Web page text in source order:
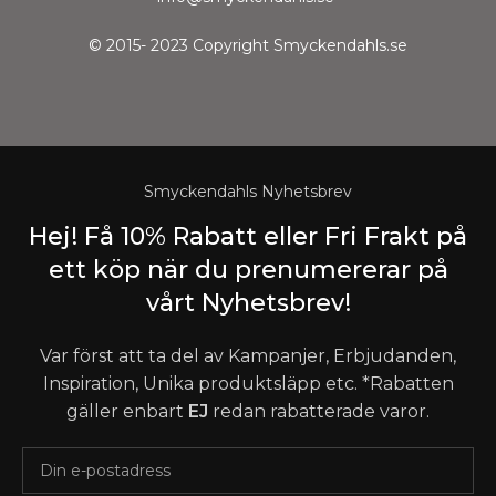
© 2015- 2023 Copyright Smyckendahls.se
Smyckendahls Nyhetsbrev
Hej! Få 10% Rabatt eller Fri Frakt på
ett köp när du prenumererar på
vårt Nyhetsbrev!
Var först att ta del av Kampanjer, Erbjudanden,
Inspiration, Unika produktsläpp etc. *Rabatten
gäller enbart EJ redan rabatterade varor.